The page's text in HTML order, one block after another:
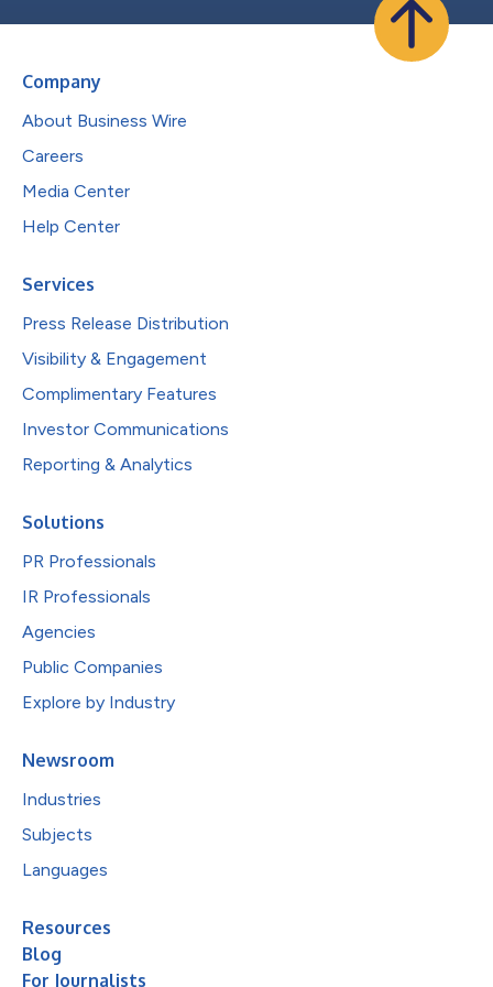
Company
About Business Wire
Careers
Media Center
Help Center
Services
Press Release Distribution
Visibility & Engagement
Complimentary Features
Investor Communications
Reporting & Analytics
Solutions
PR Professionals
IR Professionals
Agencies
Public Companies
Explore by Industry
Newsroom
Industries
Subjects
Languages
Resources
Blog
For Journalists